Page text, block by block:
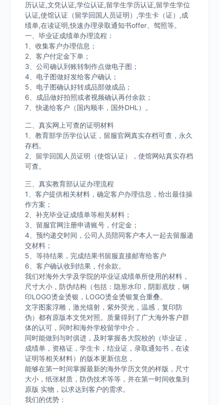
历认证,文凭认证,学位认证,留学生学历认证,留学生学位
认证,使馆认证（留学回国人员证明）,学生卡（证）,成
绩单,在读证明,快速办理录取通知书offer、驾照等。
一、毕业证成绩单办理流程：
1、收集客户办理信息；
2、客户付定金下单；
3、公司确认到账转制作点做电子图；
4、电子图做好发给客户确认；
5、电子图确认好转成品部做成品；
6、成品做好拍照或者视频确认再付余款；
7、快递给客户（国内顺丰，国外DHL）。
二、真实网上可查的证明材料
1、教育部学历学位认证，留服官网真实存档可查，永久
存档。
2、留学回国人员证明（使馆认证），使馆网站真实存档
可查。
三、真实教育部认证办理流程
1、客户提供相关材料，确定客户办理信息，给出最佳操
作方案；
2、补充毕业证成绩单等相关材料；
3、留服官网注册申请账号，付定金；
4、预约递交时间，公司人员陪同客户本人一起去留服递
交材料；
5、等待结果，完成结果书留服直接邮寄给客户
6、客户确认收到结果，付余款。
我们对海外大学及学院的毕业证成绩单所使用的材料，
尺寸大小，防伪结构（包括：隐形水印，阴影底纹，钢
印LOGO烫金烫银，LOGO烫金烫银复合重叠。
文字图案浮雕，激光镭射，紫外荧光，温感，复印防
伪）都有原版本文凭对照。质量得到了广大海外客户群
体的认可，同时和海外学校留学中介，
同时能做到与时俱进，及时掌握各大院校的（毕业证，
成绩单，资格证，学生卡，结业证，录取通知书，在读
证明等相关材料）的版本更新信息，
能够在第一时间掌握最新的海外学历文凭的样版，尺寸
大小，纸张材质，防伪技术等等，并在第一时间收集到
原版 实物，以求达到客户的需求。
我们的优势：